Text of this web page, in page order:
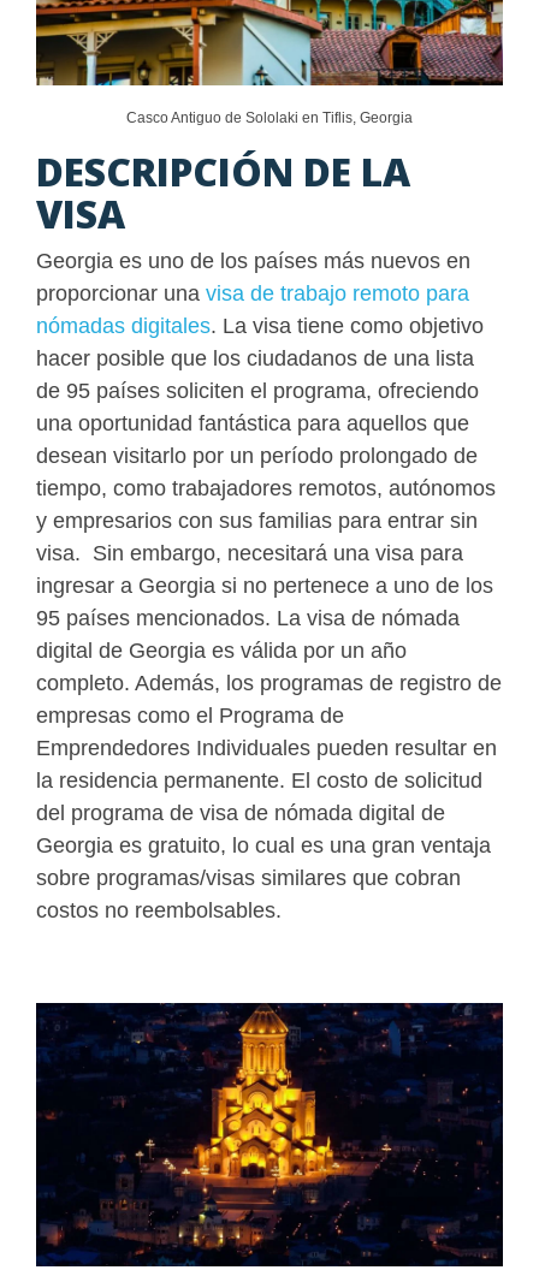
Casco Antiguo de Sololaki en Tiflis, Georgia
DESCRIPCIÓN DE LA
VISA
Georgia es uno de los países más nuevos en
proporcionar una visa de trabajo remoto para
nómadas digitales. La visa tiene como objetivo
hacer posible que los ciudadanos de una lista
de 95 países soliciten el programa, ofreciendo
una oportunidad fantástica para aquellos que
desean visitarlo por un período prolongado de
tiempo, como trabajadores remotos, autónomos
y empresarios con sus familias para entrar sin
visa. Sin embargo, necesitará una visa para
ingresar a Georgia si no pertenece a uno de los
95 países mencionados. La visa de nómada
digital de Georgia es válida por un año
completo. Además, los programas de registro de
empresas como el Programa de
Emprendedores Individuales pueden resultar en
la residencia permanente. El costo de solicitud
del programa de visa de nómada digital de
Georgia es gratuito, lo cual es una gran ventaja
sobre programas/visas similares que cobran
costos no reembolsables.